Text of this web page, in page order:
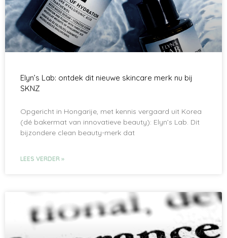
Elyn’s Lab: ontdek dit nieuwe skincare merk nu bij
SKNZ
Opgericht in Hongarije, met kennis vergaard uit Korea
(dé bakermat van innovatieve beauty): Elyn’s Lab. Dit
bijzondere clean beauty-merk dat
LEES VERDER »